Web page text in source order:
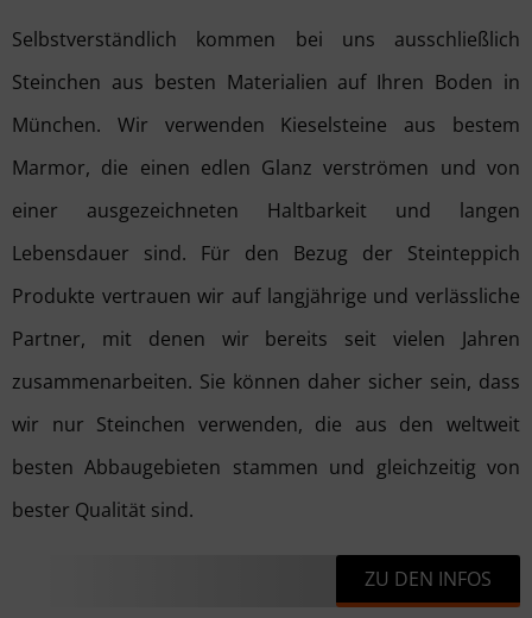
Selbstverständlich kommen bei uns ausschließlich
Steinchen aus besten Materialien auf Ihren Boden in
München. Wir verwenden Kieselsteine aus bestem
Marmor, die einen edlen Glanz verströmen und von
einer ausgezeichneten Haltbarkeit und langen
Lebensdauer sind. Für den Bezug der Steinteppich
Produkte vertrauen wir auf langjährige und verlässliche
Partner, mit denen wir bereits seit vielen Jahren
zusammenarbeiten. Sie können daher sicher sein, dass
wir nur Steinchen verwenden, die aus den weltweit
besten Abbaugebieten stammen und gleichzeitig von
bester Qualität sind.
ZU DEN INFOS